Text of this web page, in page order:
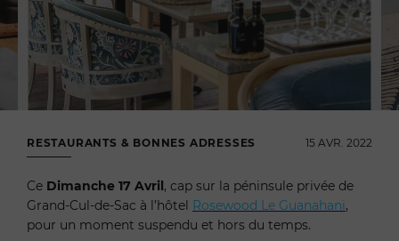
RESTAURANTS & BONNES ADRESSES 15 AVR. 2022
Ce Dimanche 17 Avril, cap sur la péninsule privée de
Grand-Cul-de-Sac à l’hôtel Rosewood Le Guanahani,
pour un moment suspendu et hors du temps.